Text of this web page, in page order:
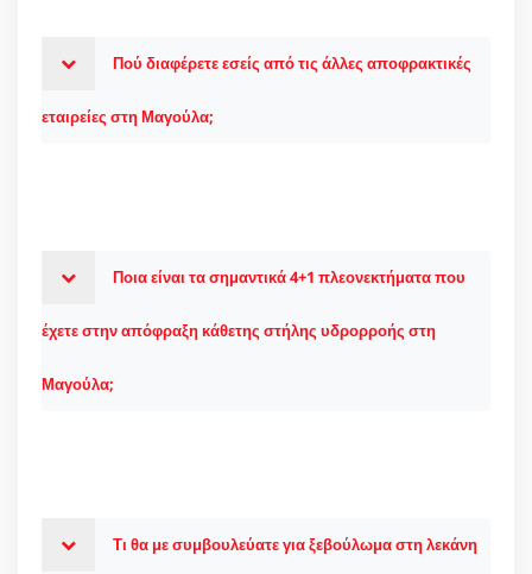
Πού διαφέρετε εσείς από τις άλλες αποφρακτικές
εταιρείες στη Μαγούλα;
Ποια είναι τα σημαντικά 4+1 πλεονεκτήματα που
έχετε στην απόφραξη κάθετης στήλης υδρορροής στη
Μαγούλα;
Τι θα με συμβουλεύατε για ξεβούλωμα στη λεκάνη